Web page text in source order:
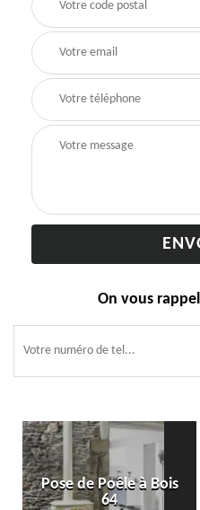
On vous
Pose de Poêle à Bois
64